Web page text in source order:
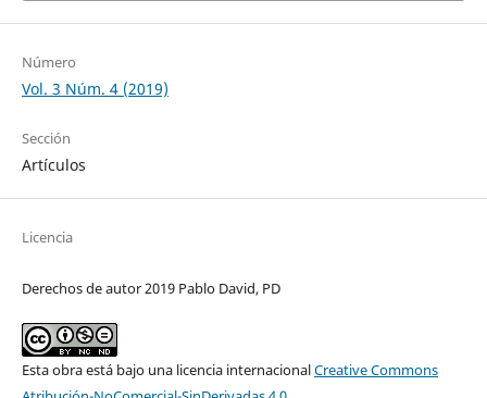
Número
Vol. 3 Núm. 4 (2019)
Sección
Artículos
Licencia
Derechos de autor 2019 Pablo David, PD
Esta obra está bajo una licencia internacionalCreative Commons